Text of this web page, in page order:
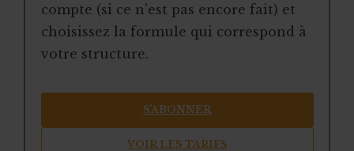
compte (si ce n’est pas encore fait) et
choisissez la formule qui correspond à
votre structure.
S’ABONNER
VOIR LES TARIFS